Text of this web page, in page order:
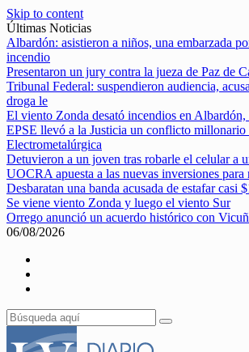
Skip to content
Últimas Noticias
Albardón: asistieron a niños, una embarzada
incendio
Presentaron un jury contra la jueza de Paz de
Tribunal Federal: suspendieron audiencia,
droga le
El viento Zonda desató incendios en Albardón,
EPSE llevó a la Justicia un conflicto millonario
Electrometalúrgica
Detuvieron a un joven tras robarle el celular a
UOCRA apuesta a las nuevas inversiones para
Desbaratan una banda acusada de estafar casi
Se viene viento Zonda y luego el viento Sur
Orrego anunció un acuerdo histórico con
06/08/2026